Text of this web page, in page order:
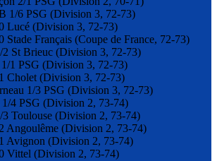
1/6 PSG (Division 3, 72-73)
Lucé (Division 3, 72-73)
Stade Français (Coupe de France, 72-73)
2 St Brieuc (Division 3, 72-73)
1/1 PSG (Division 3, 72-73)
Cholet (Division 3, 72-73)
1/3 PSG (Division 3, 72-73)
1/4 PSG (Division 2, 73-74)
3 Toulouse (Division 2, 73-74)
Angoulême (Division 2, 73-74)
Avignon (Division 2, 73-74)
Vittel (Division 2, 73-74)